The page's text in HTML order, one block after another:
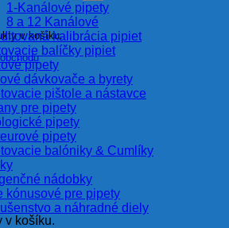
v košíku.
v košíku.
1-Kanálové pipety
8 a 12 Kanálové
kalibrácia pipiet
balíčky pipiet
pipety
dávkovače a byrety
pištole a nástavce
pre pipety
pipety
pipety
balóniky & Cumlíky
nádobky
kónusové pre pipety
a náhradné diely